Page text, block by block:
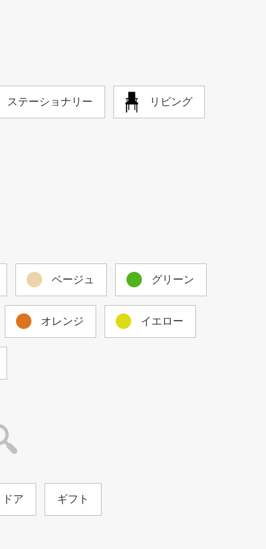
ステーショナリー リビング
ベージュ グリーン
オレンジ イエロー
ア ギフト